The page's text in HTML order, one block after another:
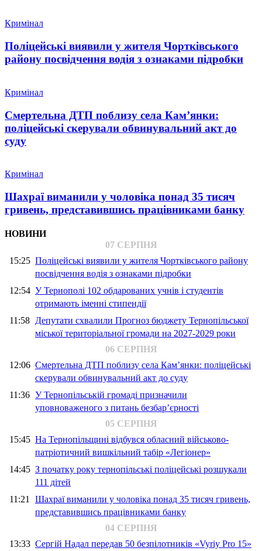
Кримінал
Поліцейські виявили у жителя Чортківського
району посвідчення водія з ознаками підробки
Кримінал
Смертельна ДТП поблизу села Кам’янки:
поліцейські скерували обвинувальний акт до
суду
Кримінал
Шахраї виманили у чоловіка понад 35 тисяч
гривень, представившись працівниками банку
НОВИНИ
07 СЕРПНЯ
15:25 Поліцейські виявили у жителя Чортківського району
посвідчення водія з ознаками підробки
12:54 У Тернополі 102 обдарованих учнів і студентів
отримають іменні стипендії
11:58 Депутати схвалили Прогноз бюджету Тернопільської
міської територіальної громади на 2027-2029 роки
06 СЕРПНЯ
12:06 Смертельна ДТП поблизу села Кам’янки: поліцейські
скерували обвинувальний акт до суду
11:36 У Тернопільській громаді призначили
уповноваженого з питань безбар’єрності
05 СЕРПНЯ
15:45 На Тернопільщині відбувся обласний військово-
патріотичний вишкільний табір «Легіонер»
14:45 З початку року тернопільські поліцейські розшукали
111 дітей
11:21 Шахраї виманили у чоловіка понад 35 тисяч гривень,
представившись працівниками банку
04 СЕРПНЯ
13:33 Сергій Надал передав 50 безпілотників «Vyriy Pro 15»